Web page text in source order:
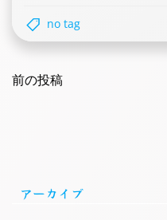
no tag
navigation
前の投稿
アーカイブ